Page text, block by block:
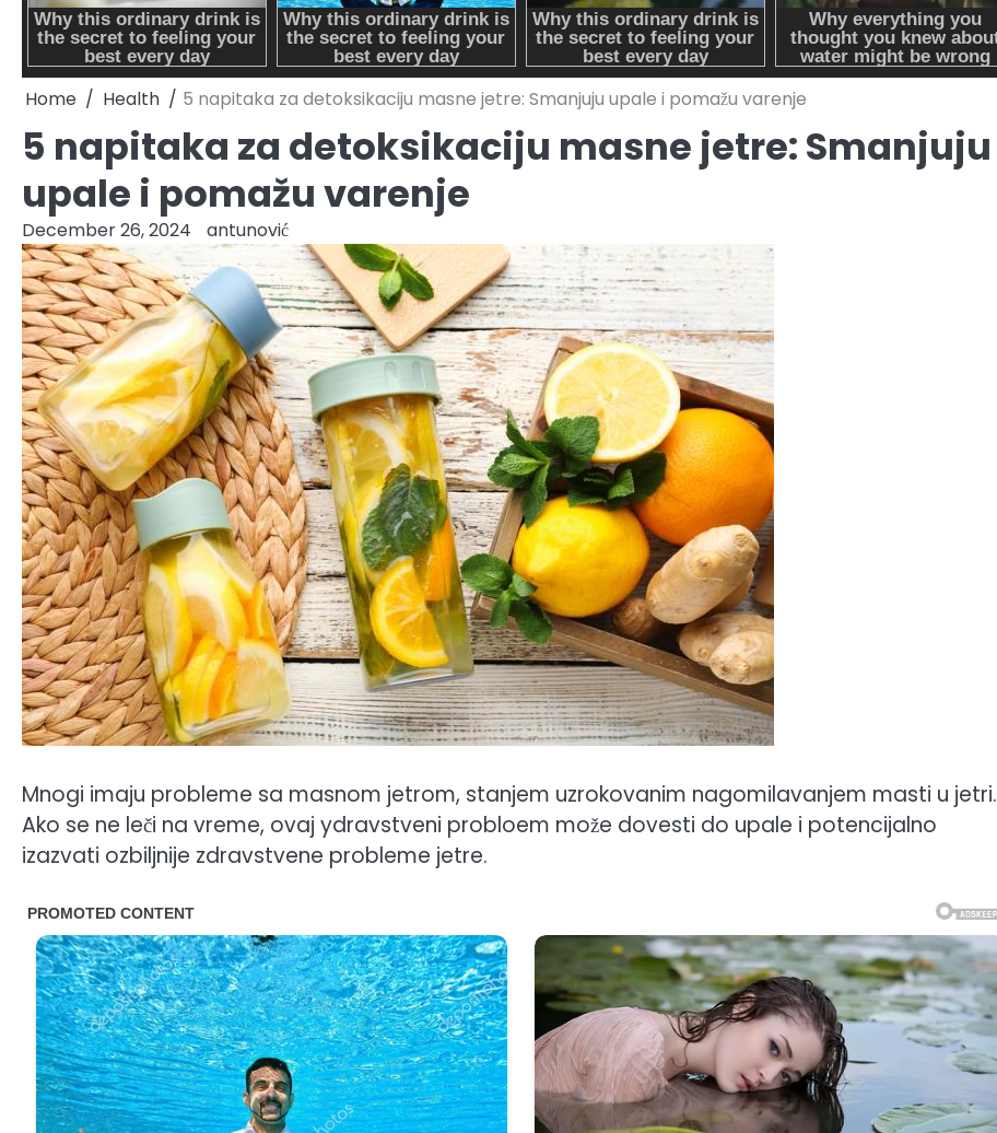
Home Health 5 napitaka za detoksikaciju masne jetre: Smanjuju upale i pomažu varenje
5 napitaka za detoksikaciju masne jetre: Smanjuju
upale i pomažu varenje
December 26, 2024 antunović
Mnogi imaju probleme sa masnom jetrom, stanjem uzrokovanim nagomilavanjem masti u jetri.
Ako se ne leči na vreme, ovaj ydravstveni probloem može dovesti do upale i potencijalno
izazvati ozbiljnije zdravstvene probleme jetre.